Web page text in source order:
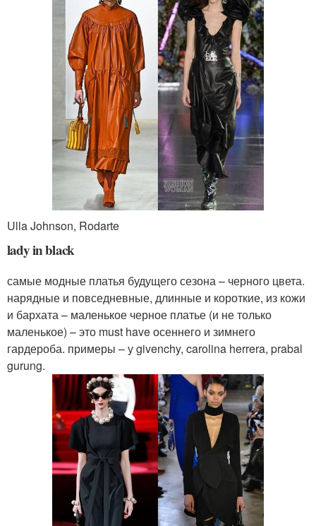
Ulla Johnson, Rodarte
lady in black
самые модные платья будущего сезона – черного цвета.
нарядные и повседневные, длинные и короткие, из кожи
и бархата – маленькое черное платье (и не только
маленькое) – это must have осеннего и зимнего
гардероба. примеры – у givenchy, carolina herrera, prabal
gurung.